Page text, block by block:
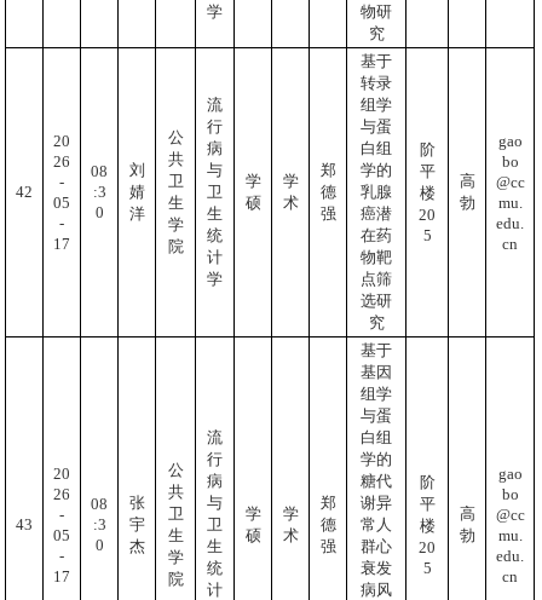
学
物研
究
42
20
26
-
05
-
17
08
:3
0
刘
婧
洋
公
共
卫
生
学
院
流
行
病
与
卫
生
统
计
学
学
硕
学
术
郑
德
强
基于
转录
组学
与蛋
白组
学的
乳腺
癌潜
在药
物靶
点筛
选研
究
阶
平
楼
20
5
高
勃
gao
bo
@cc
mu.
edu.
cn
43
20
26
-
05
-
17
08
:3
0
张
宇
杰
公
共
卫
生
学
院
流
行
病
与
卫
生
统
计
学
硕
学
术
郑
德
强
基于
基因
组学
与蛋
白组
学的
糖代
谢异
常人
群心
衰发
病风
阶
平
楼
20
5
高
勃
gao
bo
@cc
mu.
edu.
cn